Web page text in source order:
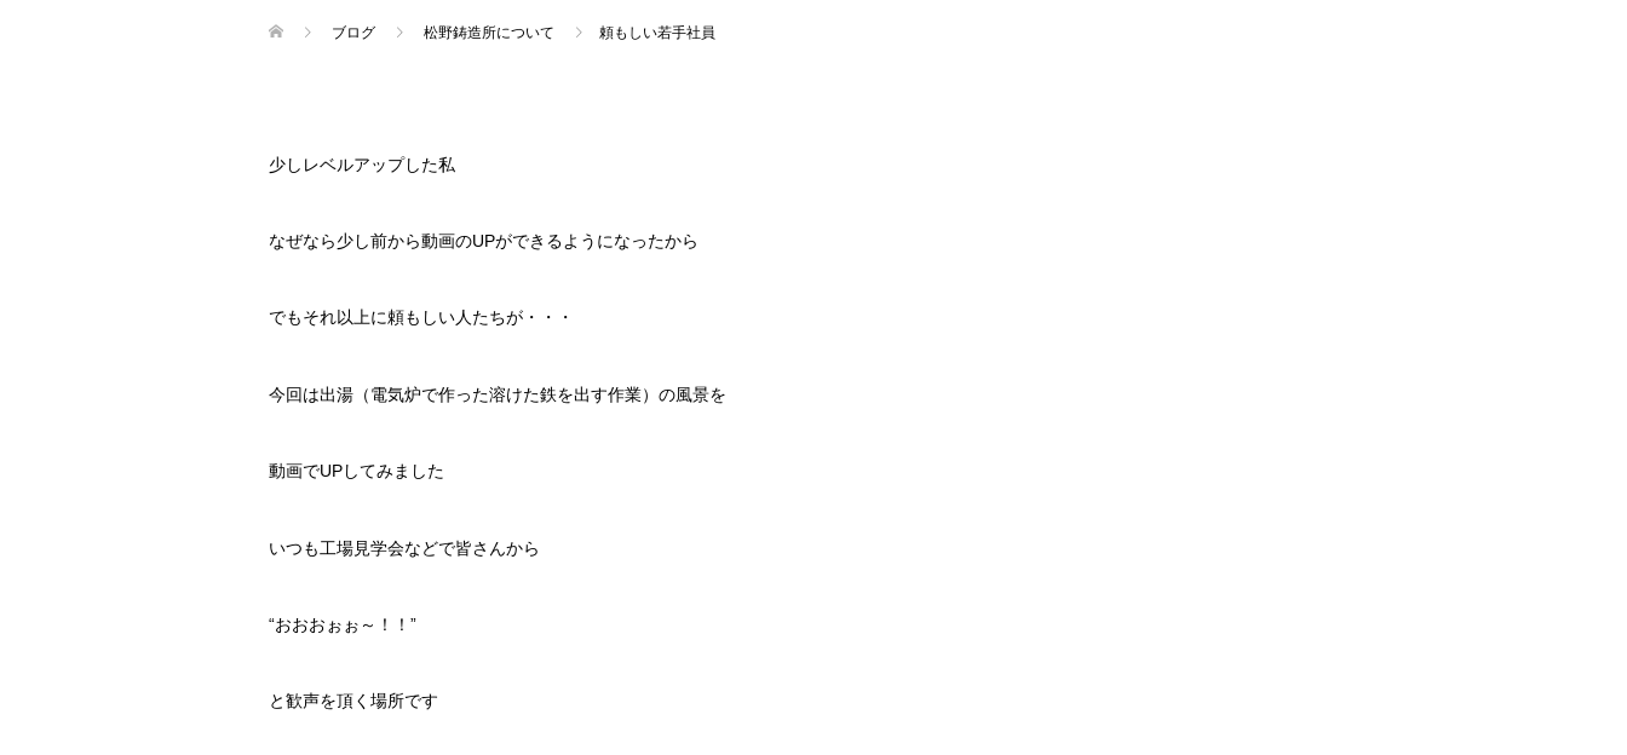
ブログ 松野鋳造所について 頼もしい若手社員
少しレベルアップした私
なぜなら少し前から動画のUPができるようになったから
でもそれ以上に頼もしい人たちが・・・
今回は出湯（電気炉で作った溶けた鉄を出す作業）の風景を
動画でUPしてみました
いつも工場見学会などで皆さんから
“おおおぉぉ～！！”
と歓声を頂く場所です